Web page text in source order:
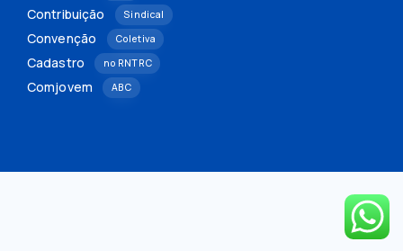
Contribuição Sindical
Convenção Coletiva
Cadastro no RNTRC
Comjovem ABC